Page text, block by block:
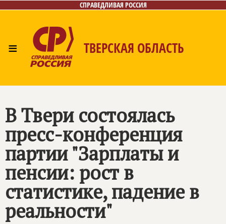
СПРАВЕДЛИВАЯ РОССИЯ
≡ ТВЕРСКАЯ ОБЛАСТЬ
В Твери состоялась
пресс-конференция
партии "Зарплаты и
пенсии: рост в
статистике, падение в
реальности"